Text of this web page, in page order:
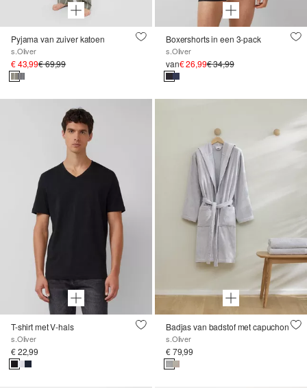
Pyjama van zuiver katoen
s.Oliver
€ 43,99€ 69,99
Boxershorts in een 3-pack
s.Oliver
van€ 26,99€ 34,99
T-shirt met V-hals
s.Oliver
€ 22,99
Badjas van badstof met capuchon
s.Oliver
€ 79,99